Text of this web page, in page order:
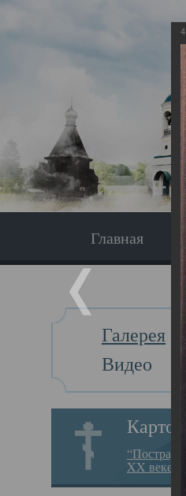
Главная
Галерея
Видео
XX веке
4